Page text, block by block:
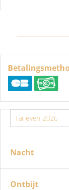
Nacht
Ontbijt